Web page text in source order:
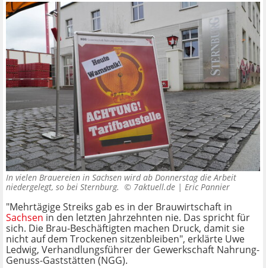
In vielen Brauereien in Sachsen wird ab Donnerstag die Arbeit
niedergelegt, so bei Sternburg. © 7aktuell.de | Eric Pannier
"Mehrtägige Streiks gab es in der Brauwirtschaft in
Sachsen in den letzten Jahrzehnten nie. Das spricht für
sich. Die Brau-Beschäftigten machen Druck, damit sie
nicht auf dem Trockenen sitzenbleiben", erklärte Uwe
Ledwig, Verhandlungsführer der Gewerkschaft Nahrung-
Genuss-Gaststätten (NGG).